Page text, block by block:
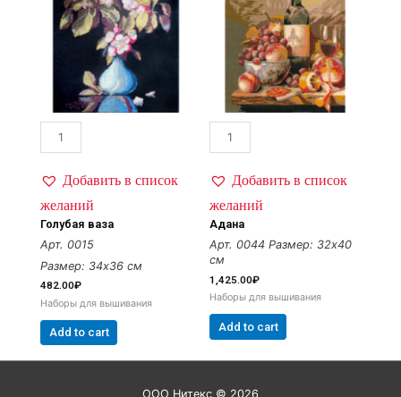
Добавить в список
желаний
Голубая ваза
Арт. 0015
Размер: 34х36 см
482.00₽
Наборы для вышивания
Add to cart
Добавить в список
желаний
Адана
Арт. 0044 Размер: 32х40
см
1,425.00₽
Наборы для вышивания
Add to cart
ООО Нитекс © 2026